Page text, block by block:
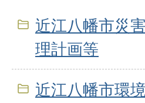
近江八幡市災
理計画等
近江八幡市環